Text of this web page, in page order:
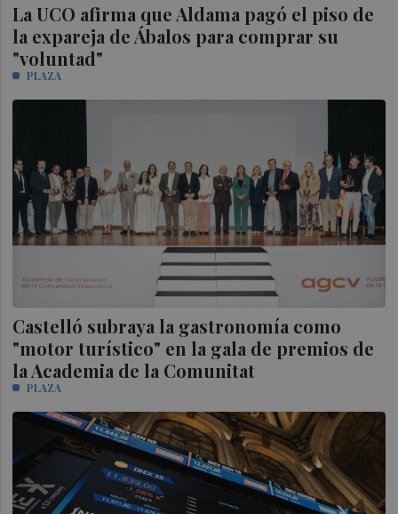
La UCO afirma que Aldama pagó el piso de
la expareja de Ábalos para comprar su
"voluntad"
PLAZA
Castelló subraya la gastronomía como
"motor turístico" en la gala de premios de
la Academia de la Comunitat
PLAZA